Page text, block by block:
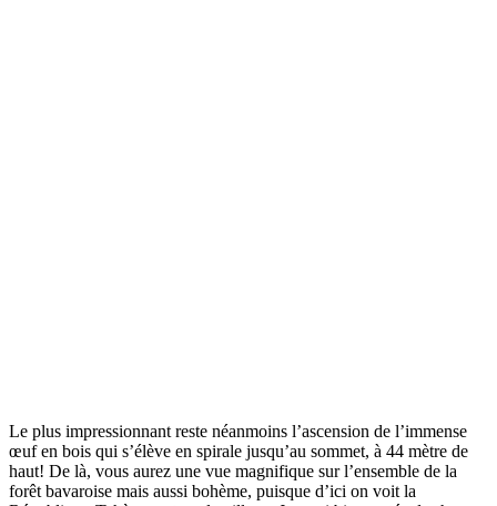
Le plus impressionnant reste néanmoins l’ascension de l’immense
œuf en bois qui s’élève en spirale jusqu’au sommet, à 44 mètre de
haut! De là, vous aurez une vue magnifique sur l’ensemble de la
forêt bavaroise mais aussi bohème, puisque d’ici on voit la